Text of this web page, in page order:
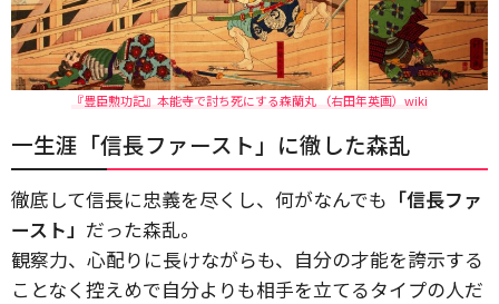
『豊臣勲功記』本能寺で討ち死にする森蘭丸 （右田年英画）wiki
一生涯「信長ファースト」に徹した森乱
徹底して信長に忠義を尽くし、何がなんでも 「信長ファ
ースト」 だった森乱。
観察力、心配りに長けながらも、自分の才能を誇示する
ことなく控えめで自分よりも相手を立てるタイプの人だ